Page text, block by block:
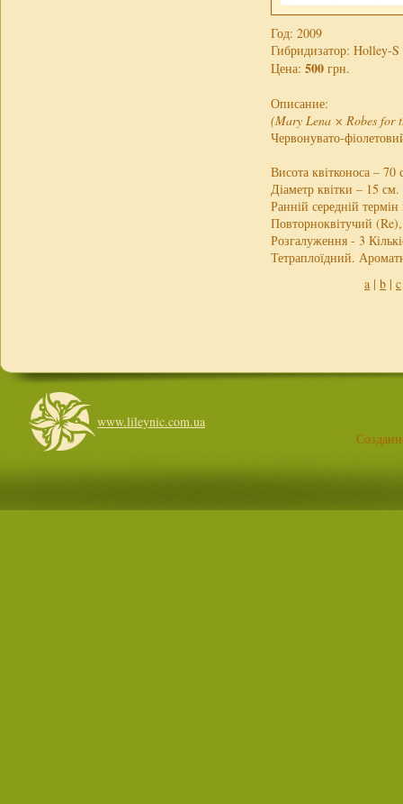
Год: 2009
Гибридизатор: Holley-S
Цена: 500 грн.
Описание:
(Mary Lena × Robes for
Червонувато-
Висота квітконоса – 70
Діаметр квітки – 15 см.
Ранній середній
Повторноквітучий
Розгалуження - 3
Тетраплоїдний.
a | b | c
www.lileynic.com.ua